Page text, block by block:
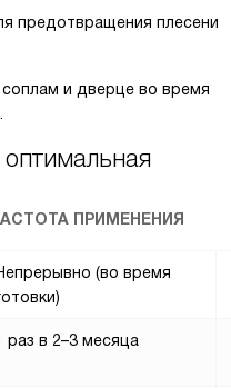
предотвращения плесени
и дверце во время
ПРИМЕНЕНИЯ
(во время
раз в 2–3 месяца